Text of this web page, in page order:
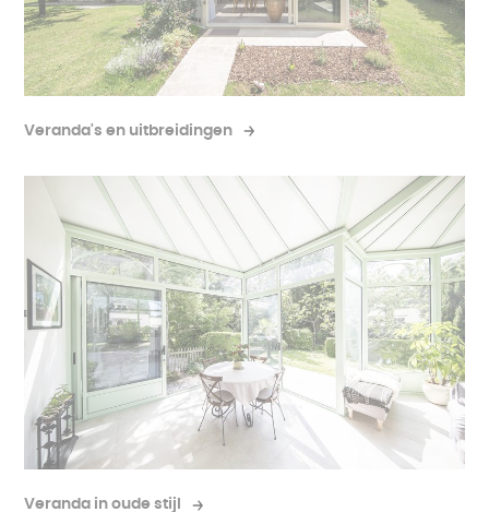
Veranda's en uitbreidingen
Veranda in oude stijl